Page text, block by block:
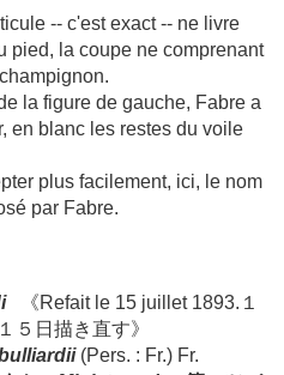
-- c'est exact -- ne livre
pied, la coupe ne comprenant
la figure de gauche, Fabre a
en blanc les restes du voile
plus facilement, ici, le nom
par Fabre.
《Refait le 15 juillet 1893.１
５日描き直す》
(Pers. : Fr.) Fr.